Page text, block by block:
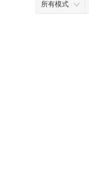
所有模式